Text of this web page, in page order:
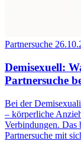
Partnersuche
Demisexuell:
Partnersuche
Bei der
– körperliche
Verbindungen. Das
Partnersuche mit